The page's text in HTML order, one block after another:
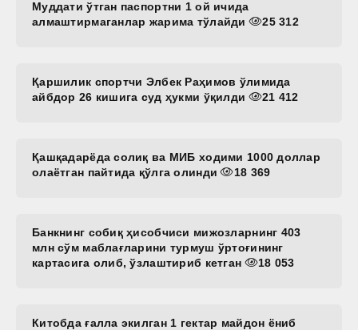
Муддати ўтган паспортни 1 ой ичида
алмаштирмаганлар жарима тўлайди
25 312
Қаршилик спортчи Элбек Раҳимов ўлимида
айбдор 26 кишига суд ҳукми ўқилди
21 412
Қашқадарёда солиқ ва МИБ ходими 1000 доллар
олаётган пайтида қўлга олинди
18 369
Банкнинг собиқ ҳисобчиси мижозларнинг 403
млн сўм маблағларини турмуш ўртоғининг
картасига олиб, ўзлаштириб кетган
18 053
Китобда ғалла экилган 1 гектар майдон ёниб